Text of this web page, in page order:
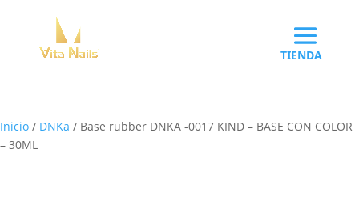
Inicio / DNKa / Base rubber DNKA -0017 KIND – BASE CON COLOR
– 30ML